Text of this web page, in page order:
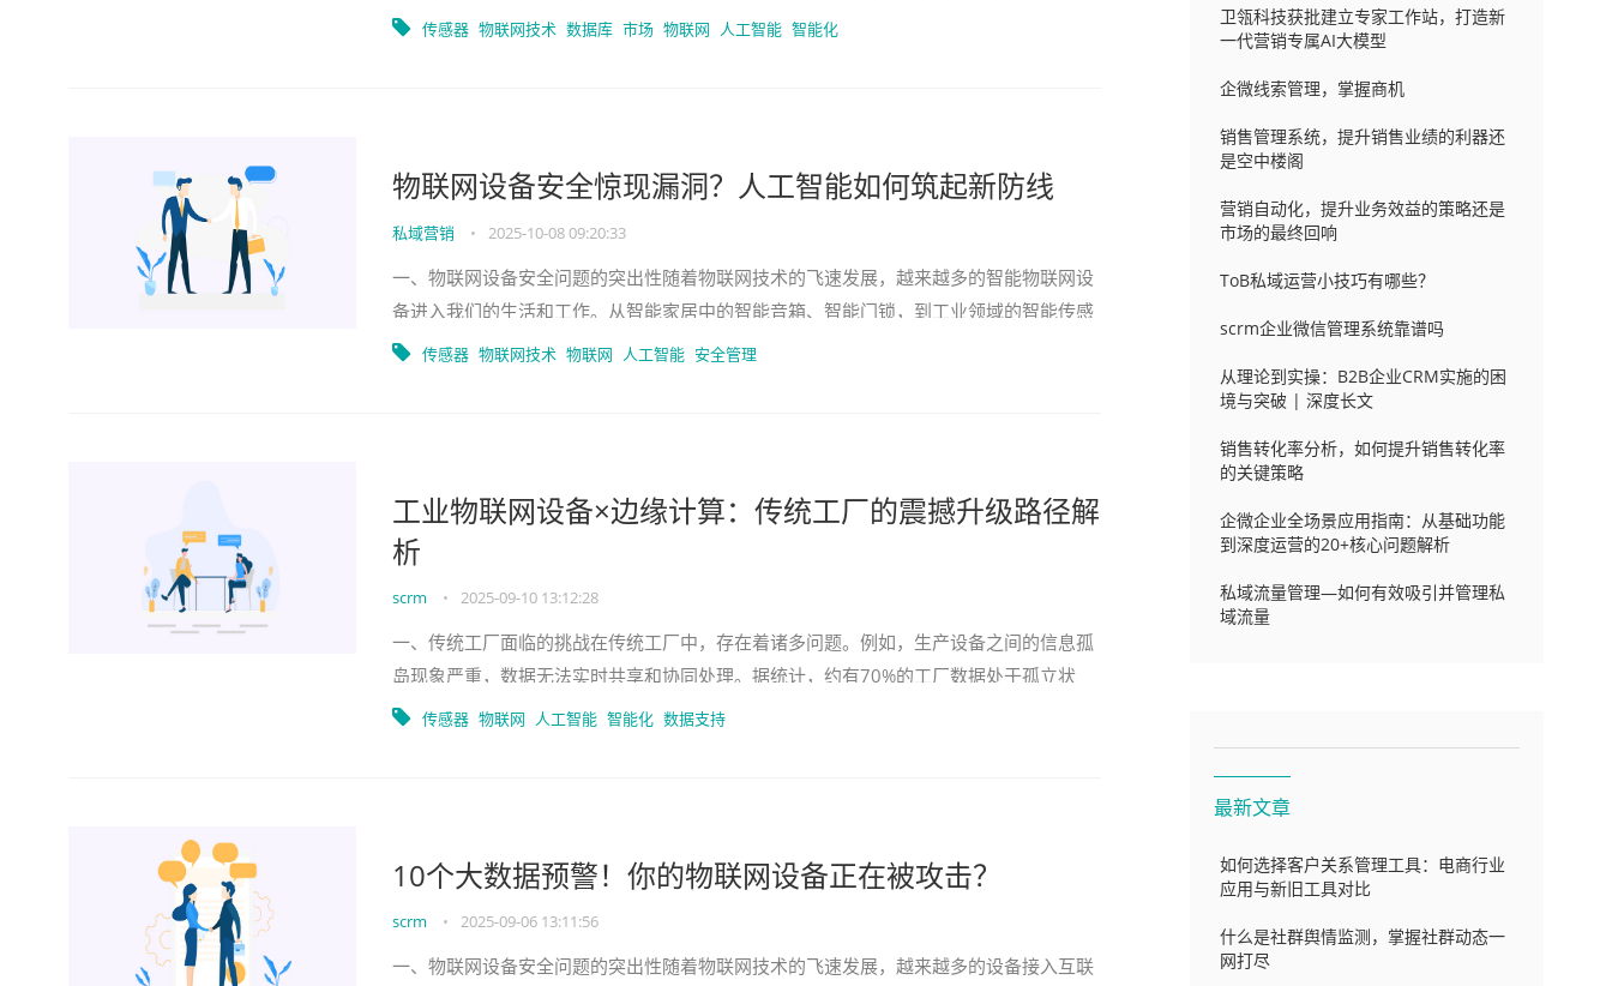
备连接数预计在2025年将达到270亿台。然
传感器 物联网技术 数据库 市场 物联网 人工智能 智能化
物联网设备安全惊现漏洞？人工智能如何筑起新防线
私域营销 • 2025-10-08 09:20:33
一、物联网设备安全问题的突出性随着物联网技术的飞速发展，越来越多的智能物联网设
备进入我们的生活和工作。从智能家居中的智能音箱、智能门锁，到工业领域的智能传感
器、智能机器人，物联网设备已经渗透到各个角落
传感器 物联网技术 物联网 人工智能 安全管理
工业物联网设备×边缘计算：传统工厂的震撼升级路径解
析
scrm • 2025-09-10 13:12:28
一、传统工厂面临的挑战在传统工厂中，存在着诸多问题。例如，生产设备之间的信息孤
岛现象严重，数据无法实时共享和协同处理。据统计，约有70%的工厂数据处于孤立状
态，这导致生产效率低下，无法及时发现和解决生
传感器 物联网 人工智能 智能化 数据支持
10个大数据预警！你的物联网设备正在被攻击？
scrm • 2025-09-06 13:11:56
一、物联网设备安全问题的突出性随着物联网技术的飞速发展，越来越多的设备接入互联
卫瓴科技获批建立专家工作站，打造新
一代营销专属AI大模型
企微线索管理，掌握商机
销售管理系统，提升销售业绩的利器还
是空中楼阁
营销自动化，提升业务效益的策略还是
市场的最终回响
ToB私域运营小技巧有哪些？
scrm企业微信管理系统靠谱吗
从理论到实操：B2B企业CRM实施的困
境与突破 | 深度长文
销售转化率分析，如何提升销售转化率
的关键策略
企微企业全场景应用指南：从基础功能
到深度运营的20+核心问题解析
私域流量管理—如何有效吸引并管理私
域流量
最新文章
如何选择客户关系管理工具：电商行业
应用与新旧工具对比
什么是社群舆情监测，掌握社群动态一
网打尽